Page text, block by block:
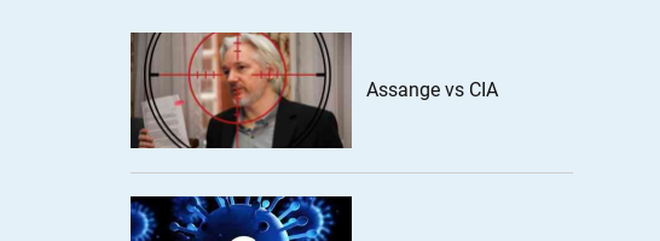
Assange vs CIA